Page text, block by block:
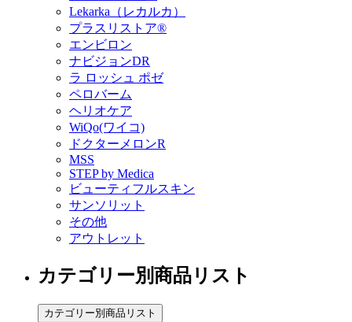
Lekarka（レカルカ）
プラスリストア®︎
エンビロン
ナビジョンDR
ラ ロッシュ ポゼ
ペロバーム
ヘリオケア
WiQo(ワイコ)
ドクターメロンR
MSS
STEP by Medica
ビューティフルスキン
サンソリット
その他
アウトレット
カテゴリー別商品リスト
カテゴリー別商品リスト